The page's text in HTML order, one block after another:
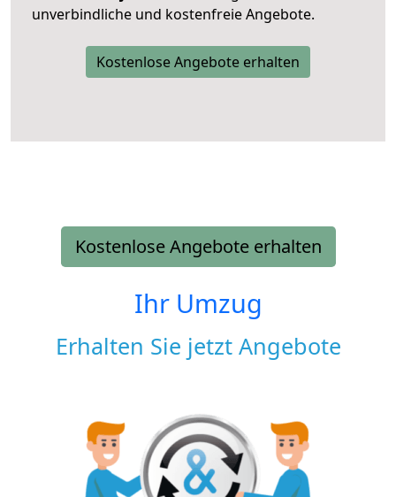
unverbindliche und kostenfreie Angebote.
Kostenlose Angebote erhalten
Kostenlose Angebote erhalten
Ihr Umzug
Erhalten Sie jetzt Angebote